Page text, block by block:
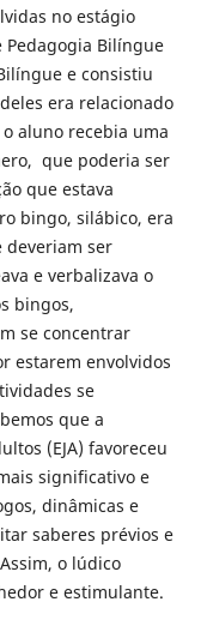
no estágio
Bilíngue
e consistiu
era relacionado
aluno recebia uma
que poderia ser
que estava
bingo, silábico, era
deveriam ser
e verbalizava o
bingos,
se concentrar
estarem envolvidos
se
que a
(EJA) favoreceu
significativo e
dinâmicas e
saberes prévios e
o lúdico
e estimulante.